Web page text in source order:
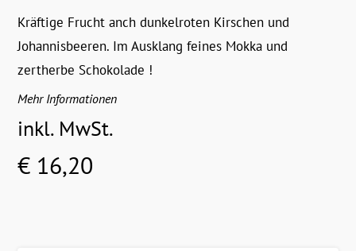
Kräftige Frucht anch dunkelroten Kirschen und
Johannisbeeren. Im Ausklang feines Mokka und
zertherbe Schokolade !
Mehr Informationen
inkl. MwSt.
€ 16,20